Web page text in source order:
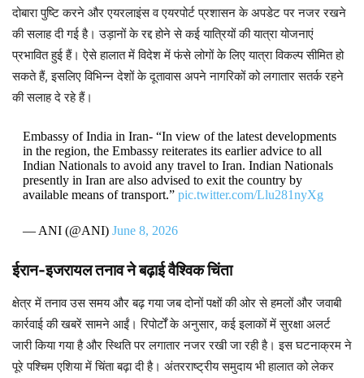
दोबारा पुष्टि करने और एयरलाइंस व एयरपोर्ट प्रशासन के अपडेट पर नजर रखने
की सलाह दी गई है। उड़ानों के रद्द होने से कई यात्रियों की यात्रा योजनाएं
प्रभावित हुई हैं। ऐसे हालात में विदेश में फंसे लोगों के लिए यात्रा विकल्प सीमित हो
सकते हैं, इसलिए विभिन्न देशों के दूतावास अपने नागरिकों को लगातार सतर्क रहने
की सलाह दे रहे हैं।
Embassy of India in Iran- “In view of the latest developments
in the region, the Embassy reiterates its earlier advice to all
Indian Nationals to avoid any travel to Iran. Indian Nationals
presently in Iran are also advised to exit the country by
available means of transport.” pic.twitter.com/Llu281nyXg
— ANI (@ANI) June 8, 2026
ईरान-इजरायल तनाव ने बढ़ाई वैश्विक चिंता
क्षेत्र में तनाव उस समय और बढ़ गया जब दोनों पक्षों की ओर से हमलों और जवाबी
कार्रवाई की खबरें सामने आईं। रिपोर्टों के अनुसार, कई इलाकों में सुरक्षा अलर्ट
जारी किया गया है और स्थिति पर लगातार नजर रखी जा रही है। इस घटनाक्रम ने
पूरे पश्चिम एशिया में चिंता बढ़ा दी है। अंतरराष्ट्रीय समुदाय भी हालात को लेकर